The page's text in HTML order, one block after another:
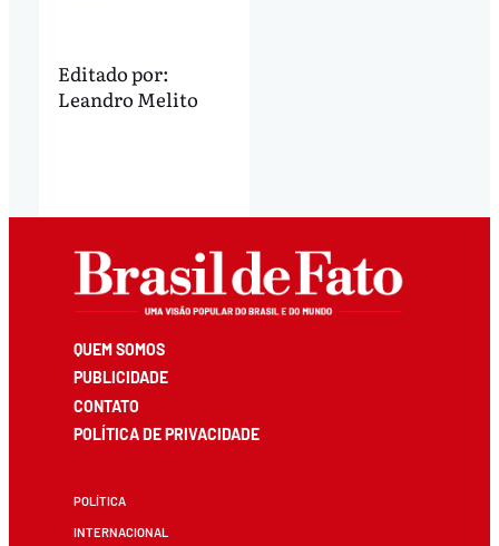
Editado por:
Leandro Melito
QUEM SOMOS
PUBLICIDADE
CONTATO
POLÍTICA DE PRIVACIDADE
POLÍTICA
INTERNACIONAL